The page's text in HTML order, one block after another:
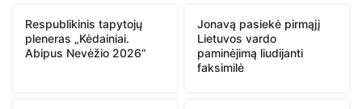
Respublikinis tapytojų
pleneras „Kėdainiai.
Abipus Nevėžio 2026“
Jonavą pasiekė pirmąjį
Lietuvos vardo
paminėjimą liudijanti
faksimilė